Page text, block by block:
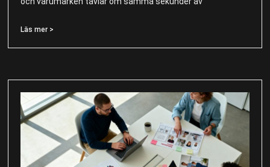
Läs mer >